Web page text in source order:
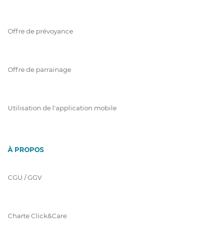
Offre de prévoyance
Offre de parrainage
Utilisation de l'application mobile
À PROPOS
CGU / GGV
Charte Click&Care